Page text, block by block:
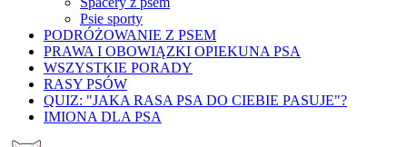
Psie sporty
PODRÓŻOWANIE Z PSEM
PRAWA I OBOWIĄZKI OPIEKUNA PSA
WSZYSTKIE PORADY
RASY PSÓW
QUIZ: "JAKA RASA PSA DO CIEBIE PASUJE"?
IMIONA DLA PSA